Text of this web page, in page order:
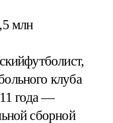
млн
клуба
года —
сборной